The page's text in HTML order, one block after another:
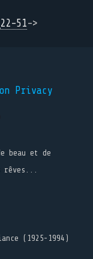
51->
Privacy
beau et de
(1925-1994)